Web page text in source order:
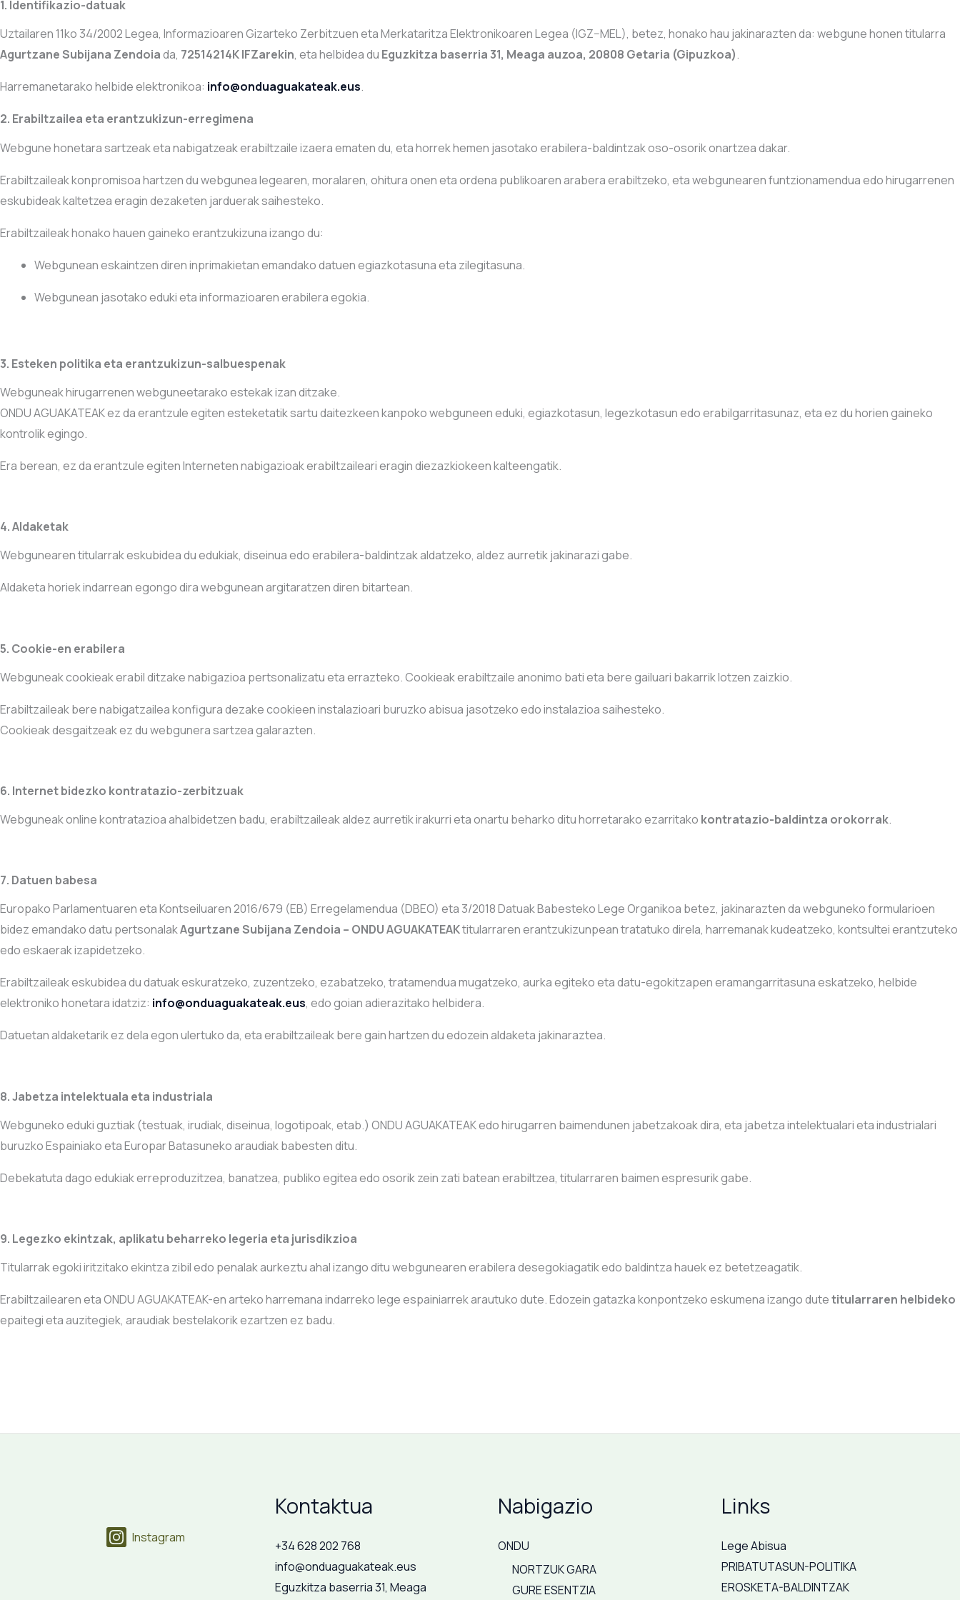
1. Identifikazio-datuak
Uztailaren 11ko 34/2002 Legea, Informazioaren Gizarteko Zerbitzuen eta Merkataritza Elektronikoaren Legea (IGZ–MEL), betez, honako hau jakinarazten da: webgune honen titularra
Agurtzane Subijana Zendoiada, 72514214K IFZarekin, eta helbidea du Eguzkitza baserria 31, Meaga auzoa, 20808 Getaria (Gipuzkoa).
Harremanetarako helbide elektronikoa: info@onduaguakateak.eus.
2. Erabiltzailea eta erantzukizun-erregimena
Webgune honetara sartzeak eta nabigatzeak erabiltzaile izaera ematen du, eta horrek hemen jasotako erabilera-baldintzak oso-osorik onartzea dakar.
Erabiltzaileak konpromisoa hartzen du webgunea legearen, moralaren, ohitura onen eta ordena publikoaren arabera erabiltzeko, eta webgunearen funtzionamendua edo hirugarrenen
eskubideak kaltetzea eragin dezaketen jarduerak saihesteko.
Erabiltzaileak honako hauen gaineko erantzukizuna izango du:
Webgunean eskaintzen diren inprimakietan emandako datuen egiazkotasuna eta zilegitasuna.
Webgunean jasotako eduki eta informazioaren erabilera egokia.
3. Esteken politika eta erantzukizun-salbuespenak
Webguneak hirugarrenen webguneetarako estekak izan ditzake.
ONDU AGUAKATEAK ez da erantzule egiten esteketatik sartu daitezkeen kanpoko webguneen eduki, egiazkotasun, legezkotasun edo erabilgarritasunaz, eta ez du horien gaineko
kontrolik egingo.
Era berean, ez da erantzule egiten Interneten nabigazioak erabiltzaileari eragin diezazkiokeen kalteengatik.
4. Aldaketak
Webgunearen titularrak eskubidea du edukiak, diseinua edo erabilera-baldintzak aldatzeko, aldez aurretik jakinarazi gabe.
Aldaketa horiek indarrean egongo dira webgunean argitaratzen diren bitartean.
5. Cookie-en erabilera
Webguneak cookieak erabil ditzake nabigazioa pertsonalizatu eta errazteko. Cookieak erabiltzaile anonimo bati eta bere gailuari bakarrik lotzen zaizkio.
Erabiltzaileak bere nabigatzailea konfigura dezake cookieen instalazioari buruzko abisua jasotzeko edo instalazioa saihesteko.
Cookieak desgaitzeak ez du webgunera sartzea galarazten.
6. Internet bidezko kontratazio-zerbitzuak
Webguneak online kontratazioa ahalbidetzen badu, erabiltzaileak aldez aurretik irakurri eta onartu beharko ditu horretarako ezarritako kontratazio-baldintza orokorrak.
7. Datuen babesa
Europako Parlamentuaren eta Kontseiluaren 2016/679 (EB) Erregelamendua (DBEO) eta 3/2018 Datuak Babesteko Lege Organikoa betez, jakinarazten da webguneko formularioen
bidez emandako datu pertsonalakAgurtzane Subijana Zendoia – ONDU AGUAKATEAKtitularraren erantzukizunpean tratatuko direla, harremanak kudeatzeko, kontsultei erantzuteko
edo eskaerak izapidetzeko.
Erabiltzaileak eskubidea du datuak eskuratzeko, zuzentzeko, ezabatzeko, tratamendua mugatzeko, aurka egiteko eta datu-egokitzapen eramangarritasuna eskatzeko, helbide
elektroniko honetara idatziz: info@onduaguakateak.eus, edo goian adierazitako helbidera.
Datuetan aldaketarik ez dela egon ulertuko da, eta erabiltzaileak bere gain hartzen du edozein aldaketa jakinaraztea.
8. Jabetza intelektuala eta industriala
Webguneko eduki guztiak (testuak, irudiak, diseinua, logotipoak, etab.) ONDU AGUAKATEAK edo hirugarren baimendunen jabetzakoak dira, eta jabetza intelektualari eta industrialari
buruzko Espainiako eta Europar Batasuneko araudiak babesten ditu.
Debekatuta dago edukiak erreproduzitzea, banatzea, publiko egitea edo osorik zein zati batean erabiltzea, titularraren baimen espresurik gabe.
9. Legezko ekintzak, aplikatu beharreko legeria eta jurisdikzioa
Titularrak egoki iritzitako ekintza zibil edo penalak aurkeztu ahal izango ditu webgunearen erabilera desegokiagatik edo baldintza hauek ez betetzeagatik.
Erabiltzailearen eta ONDU AGUAKATEAK-en arteko harremana indarreko lege espainiarrek arautuko dute. Edozein gatazka konpontzeko eskumena izango dutetitularraren helbideko
epaitegi eta auzitegiek, araudiak bestelakorik ezartzen ez badu.
Instagram
Kontaktua
+34 628 202 768
info@onduaguakateak.eus
Eguzkitza baserria 31, Meaga
Nabigazio
ONDU
NORTZUK GARA
GURE ESENTZIA
Links
Lege Abisua
PRIBATUTASUN-POLITIKA
EROSKETA-BALDINTZAK